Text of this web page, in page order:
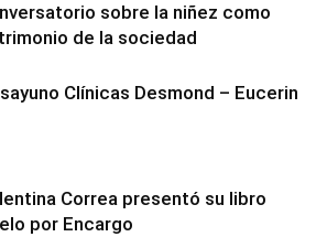
sobre la niñez como
de la sociedad
Clínicas Desmond – Eucerin
Correa presentó su libro
por Encargo